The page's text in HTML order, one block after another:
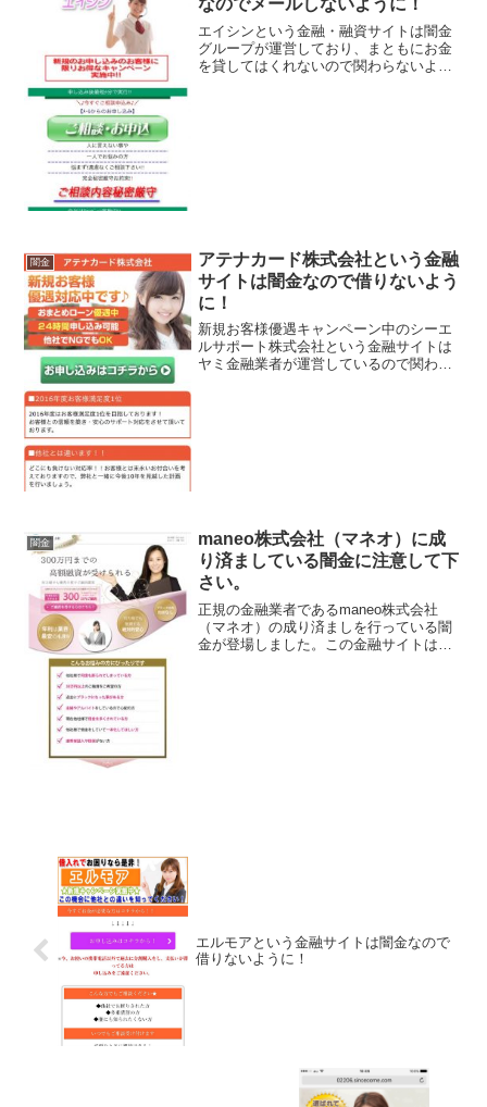
なのでメールしないように！
エイシンという金融・融資サイトは闇金
グループが運営しており、まともにお金
を貸してはくれないので関わらないよう
闇金
アテナカード株式会社という金融
サイトは闇金なので借りないよう
に！
新規お客様優遇キャンペーン中のシーエ
ルサポート株式会社という金融サイトは
ヤミ金融業者が運営しているので関わら
闇金
maneo株式会社（マネオ）に成
り済ましている闇金に注意して下
さい。
正規の金融業者であるmaneo株式会社
（マネオ）の成り済ましを行っている闇
金が登場しました。この金融サイトは闇
エルモアという金融サイトは闇金なので
借りないように！